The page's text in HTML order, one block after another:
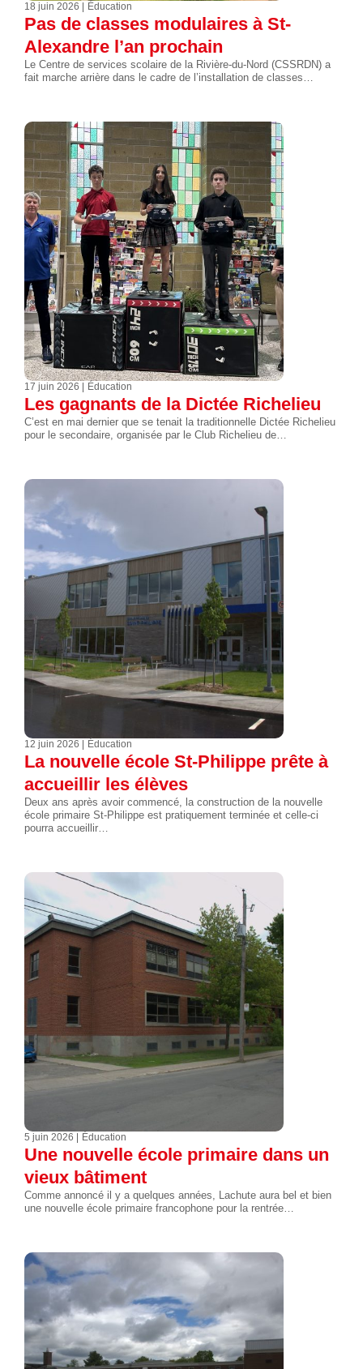
18 juin 2026 Éducation
Pas de classes modulaires à St-
Alexandre l’an prochain
Le Centre de services scolaire de la Rivière-du-Nord (CSSRDN) a
fait marche arrière dans le cadre de l’installation de classes…
17 juin 2026 Éducation
Les gagnants de la Dictée Richelieu
C’est en mai dernier que se tenait la traditionnelle Dictée Richelieu
pour le secondaire, organisée par le Club Richelieu de…
12 juin 2026 Éducation
La nouvelle école St-Philippe prête à
accueillir les élèves
Deux ans après avoir commencé, la construction de la nouvelle
école primaire St-Philippe est pratiquement terminée et celle-ci
pourra accueillir…
5 juin 2026 Éducation
Une nouvelle école primaire dans un
vieux bâtiment
Comme annoncé il y a quelques années, Lachute aura bel et bien
une nouvelle école primaire francophone pour la rentrée…